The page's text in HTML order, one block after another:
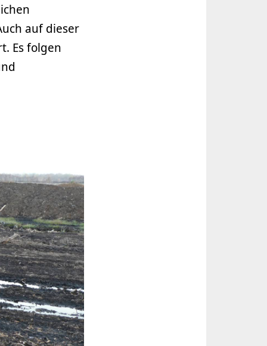
auf dieser
Es folgen